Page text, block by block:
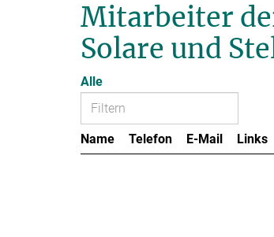
Mitarbeiter
Solare und
Alle
Name Telefon E-Mail Links